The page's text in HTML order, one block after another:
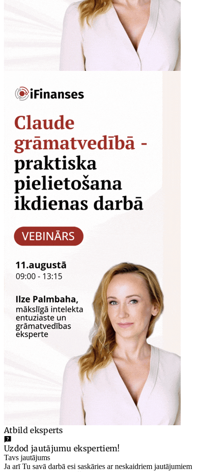
Atbild eksperts
Uzdod jautājumu ekspertiem!
Tavs jautājums
Ja arī Tu savā darbā esi saskāries ar neskaidriem jautājumiem